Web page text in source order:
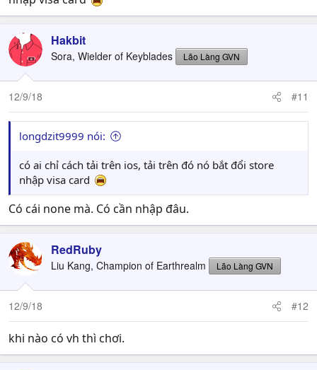
Hakbit
Sora, Wielder of Keyblades Lão Làng GVN
12/9/18 #11
longdzit9999 nói:
có ai chỉ cách tải trên ios, tải trên đó nó bắt đổi store
nhập visa card
Có cái none mà. Có cần nhập đâu.
RedRuby
Liu Kang, Champion of Earthrealm Lão Làng GVN
12/9/18 #12
khi nào có vh thì chơi.